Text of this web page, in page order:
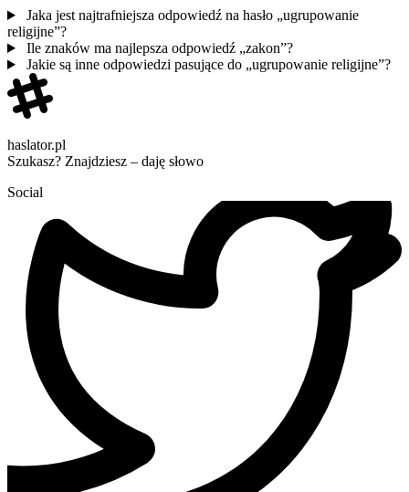
Jaka jest najtrafniejsza odpowiedź na hasło „ugrupowanie
religijne”?
Ile znaków ma najlepsza odpowiedź „zakon”?
Jakie są inne odpowiedzi pasujące do „ugrupowanie religijne”?
haslator.pl
Szukasz? Znajdziesz – daję słowo
Social